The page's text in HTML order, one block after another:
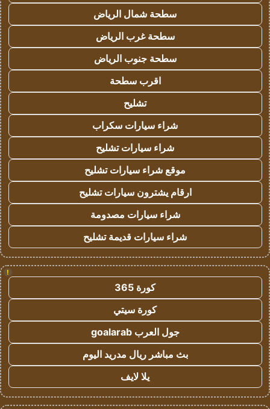
سطحة شمال الرياض
سطحة غرب الرياض
سطحة جنوب الرياض
اقرب سطحة
تشليح
شراء سيارات سكراب
شراء سيارات تشليح
موقع شراء سيارات تشليح
ارقام يشترون سيارات تشليح
شراء سيارات مصدومة
شراء سيارات قديمة تشليح
!
كورة 365
كورة سيتي
جول العرب goalarab
بث مباشر ريال مدريد اليوم
يلا لايف